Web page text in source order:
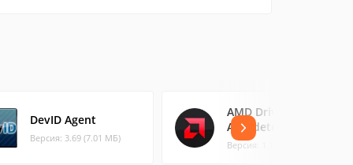
DevID Agent
Версия: 3.69 (7.01 МБ)
AMD Driver
Autodetect
Версия: 1.1.0.0 (0.85 МБ)